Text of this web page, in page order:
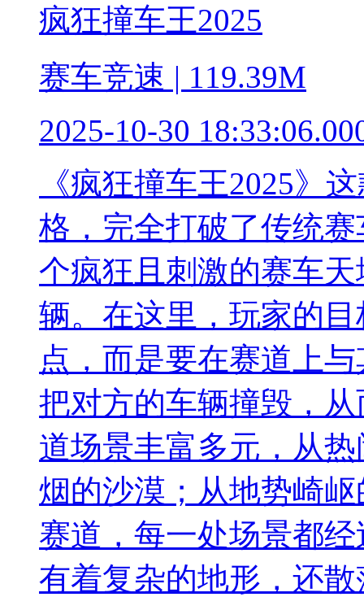
疯狂撞车王2025
赛车竞速 | 119.39M
2025-10-30
《疯狂撞车王2025》
格，完全打破了传统
个疯狂且刺激的赛车
辆。在这里，玩家的
点，而是要在赛道上
把对方的车辆撞毁，
道场景丰富多元，从
烟的沙漠；从地势崎
赛道，每一处场景都
有着复杂的地形，还